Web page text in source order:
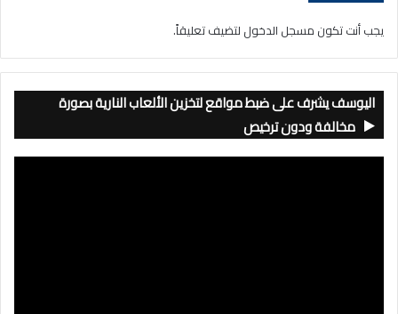
يجب أنت تكون مسجل الدخول لتضيف تعليقاً.
اليوسف يشرف على ضبط مواقع لتخزين الألعاب النارية بصورة
مخالفة ودون ترخيص